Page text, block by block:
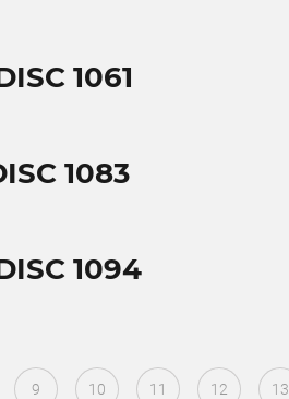
1061
1083
1094
9 10 11 12 13